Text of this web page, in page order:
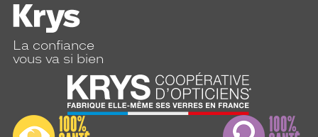
La confiance
vous va si bien